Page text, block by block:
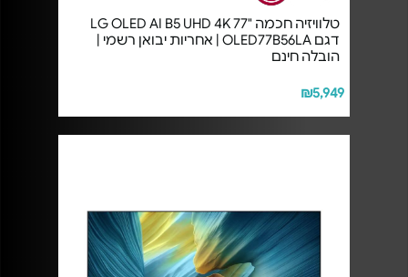
טלוויזיה חכמה "77 LG OLED AI B5 UHD 4K
דגם OLED77B56LA | אחריות יבואן רשמי |
הובלה חינם
₪5,949